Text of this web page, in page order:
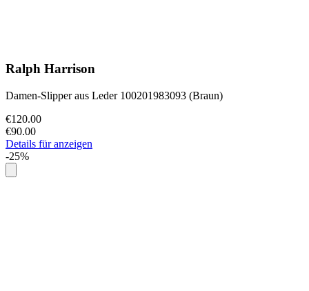
Ralph Harrison
Damen-Slipper aus Leder 100201983093 (Braun)
€120.00
€90.00
Details für anzeigen
-25%